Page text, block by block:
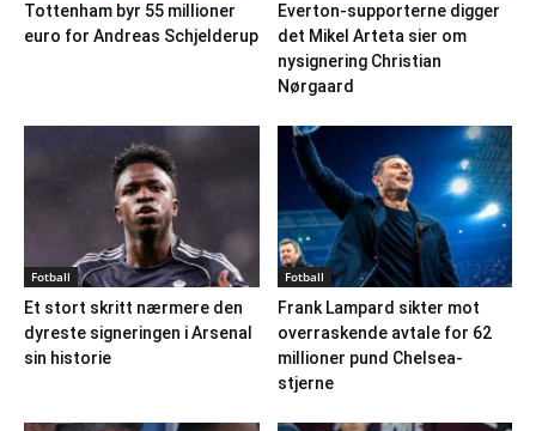
Tottenham byr 55 millioner
euro for Andreas Schjelderup
Everton-supporterne digger
det Mikel Arteta sier om
nysignering Christian
Nørgaard
Fotball
Et stort skritt nærmere den
dyreste signeringen i Arsenal
sin historie
Fotball
Frank Lampard sikter mot
overraskende avtale for 62
millioner pund Chelsea-
stjerne